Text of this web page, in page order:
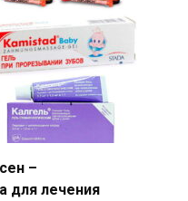
–
для лечения